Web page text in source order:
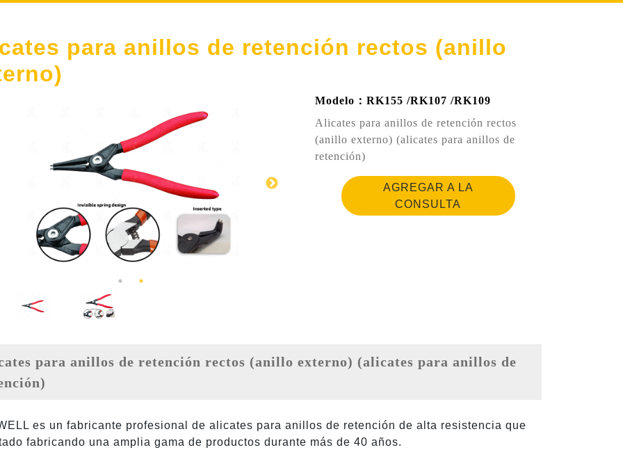
para anillos de retención rectos (anillo
Modelo：RK155 /RK107 /RK109
Alicates para anillos de retención rectos
(anillo externo) (alicates para anillos de
retención)
AGREGAR A LA
CONSULTA
es un fabricante profesional de alicates para anillos de retención de alta resistencia que
fabricando una amplia gama de productos durante más de 40 años.